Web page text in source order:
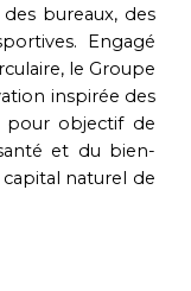
bureaux, des
Engagé
le Groupe
inspirée des
pour objectif de
et du bien-
naturel de